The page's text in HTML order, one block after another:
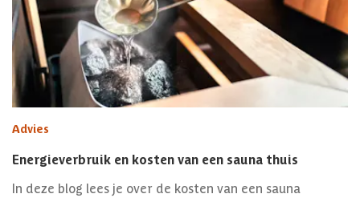
Advies
Energieverbruik en kosten van een sauna thuis
In deze blog lees je over de kosten van een sauna